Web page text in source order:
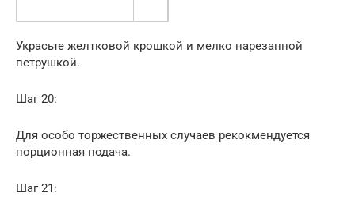
Украсьте желтковой крошкой и мелко нарезанной
петрушкой.
Шаг 20:
Для особо торжественных случаев рекокмендуется
порционная подача.
Шаг 21: